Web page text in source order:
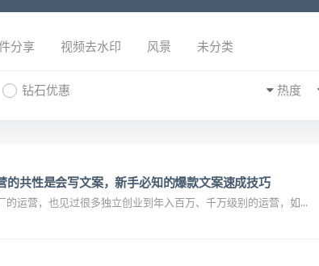
分享 视频去水印 风景 未分类
钻石优惠 热度
的共性是会写文案，新手必知的爆款文案速成技巧
的运营，也见过很多独立创业到年入百万、千万级别的运营，如...